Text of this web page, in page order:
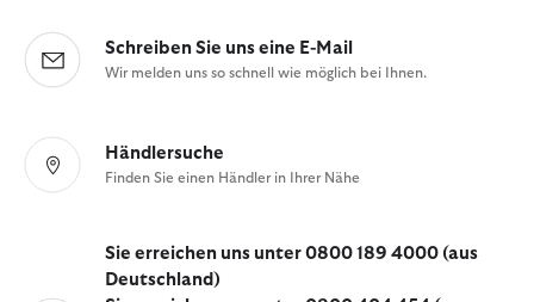
Schreiben Sie uns eine E-Mail
Wir melden uns so schnell wie möglich bei Ihnen.
Händlersuche
Finden Sie einen Händler in Ihrer Nähe
Sie erreichen uns unter 0800 189 4000 (aus
Deutschland)